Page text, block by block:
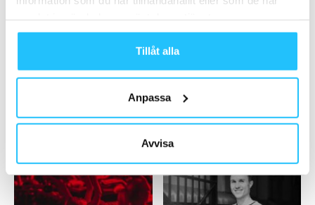
Tillåt alla
Anpassa
Avvisa
SATS öppnar tre nya träningscenter i